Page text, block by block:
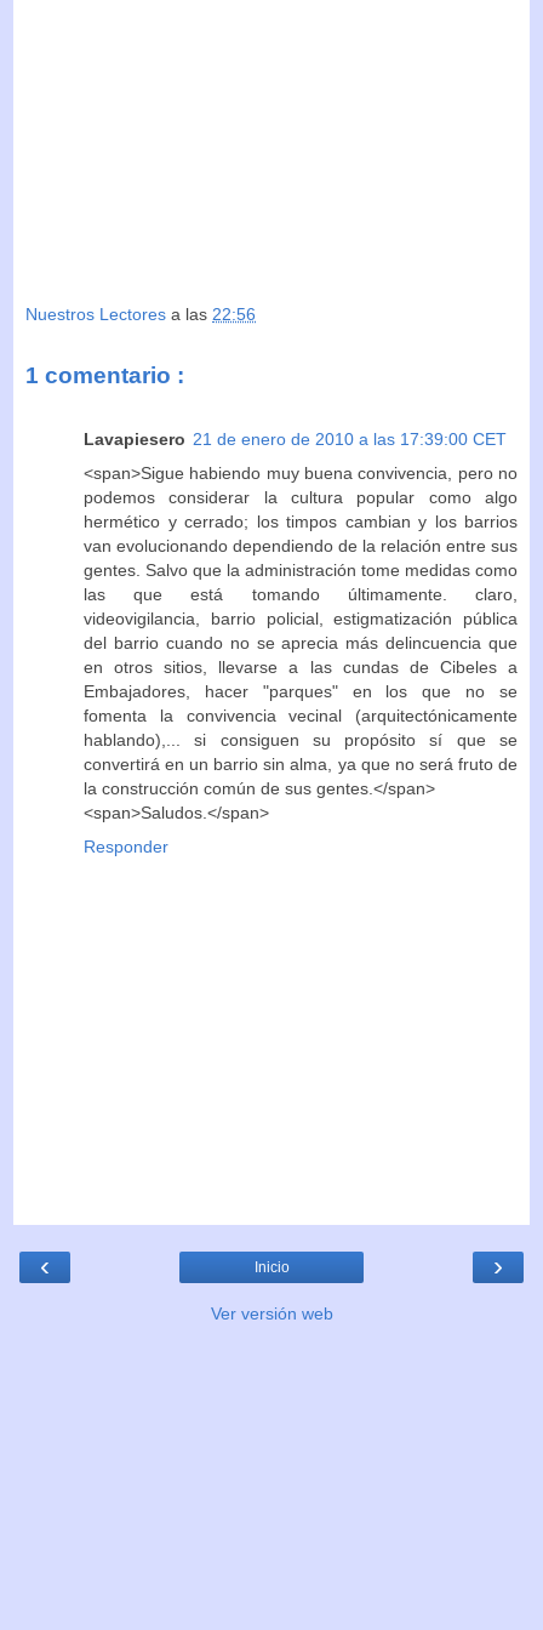
Nuestros Lectores a las 22:56
1 comentario :
Lavapiesero 21 de enero de 2010 a las 17:39:00 CET
<span>Sigue habiendo muy buena convivencia, pero no
podemos considerar la cultura popular como algo
hermético y cerrado; los timpos cambian y los barrios
van evolucionando dependiendo de la relación entre sus
gentes. Salvo que la administración tome medidas como
las que está tomando últimamente. claro,
videovigilancia, barrio policial, estigmatización pública
del barrio cuando no se aprecia más delincuencia que
en otros sitios, llevarse a las cundas de Cibeles a
Embajadores, hacer "parques" en los que no se
fomenta la convivencia vecinal (arquitectónicamente
hablando),... si consiguen su propósito sí que se
convertirá en un barrio sin alma, ya que no será fruto de
la construcción común de sus gentes.</span>
<span>Saludos.</span>
Responder
‹ ›
Inicio
Ver versión web